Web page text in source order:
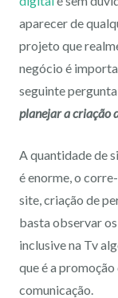
aparecer de
projeto que
negócio é
seguinte
planejar a criação
A quantidade de
é enorme, o
site, criação de
basta observar
inclusive na Tv
que é a promoção
comunicação.